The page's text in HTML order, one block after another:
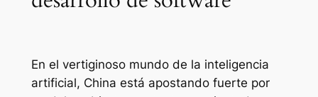
En el vertiginoso mundo de la inteligencia
artificial, China está apostando fuerte por